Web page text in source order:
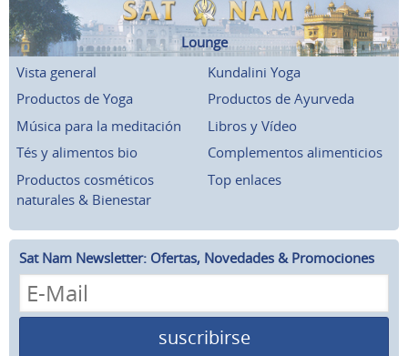
Lounge
Vista general
Kundalini Yoga
Productos de Yoga
Productos de Ayurveda
Música para la meditación
Libros y Vídeo
Tés y alimentos bio
Complementos alimenticios
Productos cosméticos
naturales & Bienestar
Top enlaces
Sat Nam Newsletter: Ofertas, Novedades & Promociones
suscribirse